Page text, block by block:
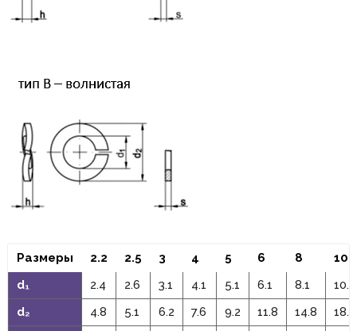
Размеры 2.2 2.5 3 4 5 6 8
10
d₁
2.4 2.6 3.1 4.1 5.1 6.1 8.1
10.2
d₂
4.8 5.1 6.2 7.6 9.2 11.8 14.8
18.1